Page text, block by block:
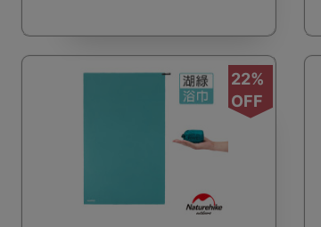
行李箱及配件 露營車及配件 滑雪內衣
電擊式電滅蚊燈 騎行雨衣
22%
OFF